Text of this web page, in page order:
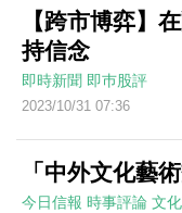
【跨市博弈】
持信念
即時新聞 即巿股評
2023/10/31 07:36
「中外文化藝
今日信報 時事評論 文